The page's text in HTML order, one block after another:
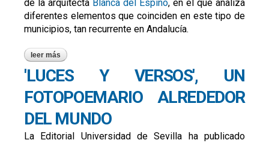
de la arquitecta Blanca del Espino, en el que analiza
diferentes elementos que coinciden en este tipo de
municipios, tan recurrente en Andalucía.
leer más sobre un análisis territorial y de sostenibilidad de las
ciudades medias del centro andaluz
'LUCES Y VERSOS', UN
FOTOPOEMARIO ALREDEDOR
DEL MUNDO
La Editorial Universidad de Sevilla ha publicado